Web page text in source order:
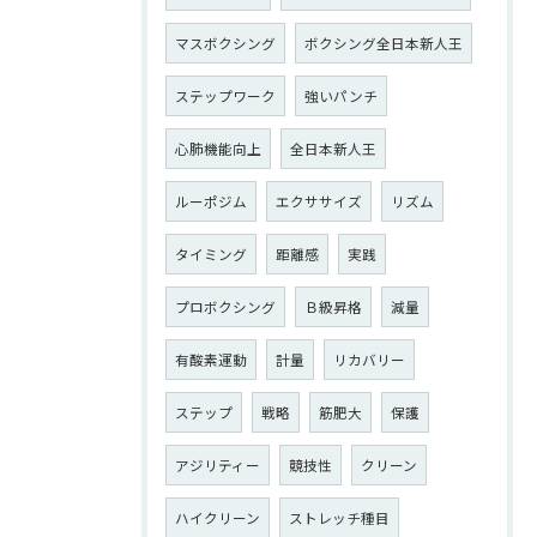
マスボクシング ボクシング全日本新人王
ステップワーク 強いパンチ
心肺機能向上 全日本新人王
ルーポジム エクササイズ リズム
タイミング 距離感 実践
プロボクシング Ｂ級昇格 減量
有酸素運動 計量 リカバリー
ステップ 戦略 筋肥大 保護
アジリティー 競技性 クリーン
ハイクリーン ストレッチ種目